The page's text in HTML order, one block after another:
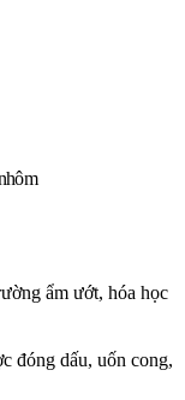
ẩm ướt, hóa học
đóng dấu, uốn cong,